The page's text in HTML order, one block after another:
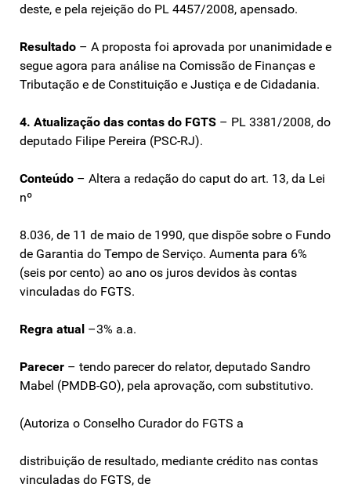
deste, e pela rejeição do PL 4457/2008, apensado.
Resultado – A proposta foi aprovada por unanimidade e
segue agora para análise na Comissão de Finanças e
Tributação e de Constituição e Justiça e de Cidadania.
4. Atualização das contas do FGTS – PL 3381/2008, do
deputado Filipe Pereira (PSC-RJ).
Conteúdo – Altera a redação do caput do art. 13, da Lei
nº
8.036, de 11 de maio de 1990, que dispõe sobre o Fundo
de Garantia do Tempo de Serviço. Aumenta para 6%
(seis por cento) ao ano os juros devidos às contas
vinculadas do FGTS.
Regra atual –3% a.a.
Parecer – tendo parecer do relator, deputado Sandro
Mabel (PMDB-GO), pela aprovação, com substitutivo.
(Autoriza o Conselho Curador do FGTS a
distribuição de resultado, mediante crédito nas contas
vinculadas do FGTS, de